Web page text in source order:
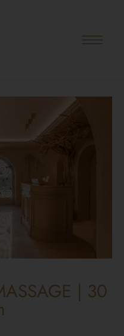
HEAD MASSAGE | 30 MIN
| 30